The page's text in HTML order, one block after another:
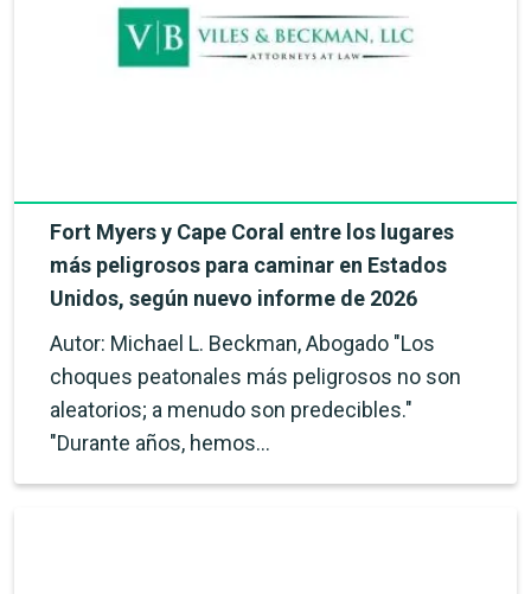
Fort Myers y Cape Coral entre los lugares
más peligrosos para caminar en Estados
Unidos, según nuevo informe de 2026
Autor: Michael L. Beckman, Abogado "Los
choques peatonales más peligrosos no son
aleatorios; a menudo son predecibles."
"Durante años, hemos…